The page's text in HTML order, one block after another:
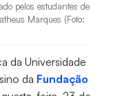
pelos estudantes de
Marques (Foto:
da Universidade
da Fundação